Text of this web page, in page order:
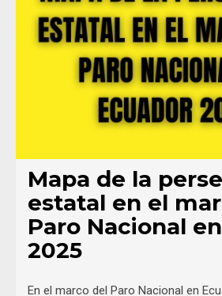
Mapa de la
estatal en el
Paro Nacional
2025
En el marco del Paro Nacional en